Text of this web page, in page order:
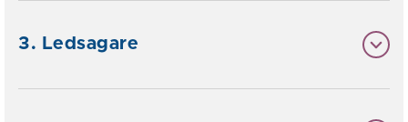
3. Ledsagare